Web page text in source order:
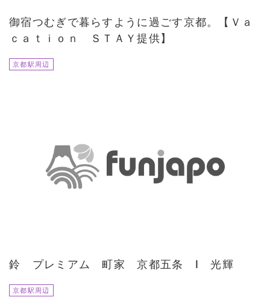
御宿つむぎで暮らすように過ごす京都。【Ｖａ
ｃａｔｉｏｎ ＳＴＡＹ提供】
京都駅周辺
鈴 プレミアム 町家 京都五条 Ⅰ 光輝
京都駅周辺